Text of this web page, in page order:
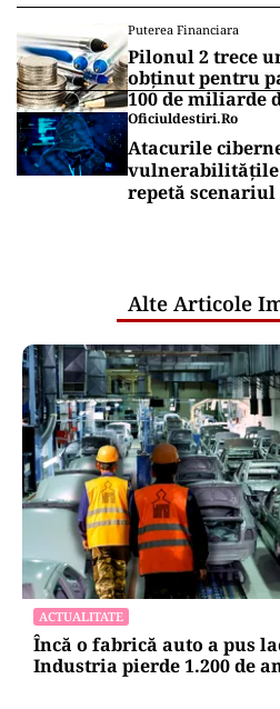
Puterea Financiara
Pilonul 2 trece
obținut pentru
100 de miliarde
Oficiuldestiri.ro
Atacurile
vulnerabilitățile
repetă scenariul
Alte Articole
ACTUALITATE
Încă o fabrică auto a pus
Industria pierde 1.200 de